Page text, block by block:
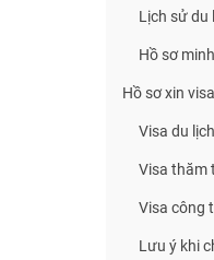
Lịch sử du
Hồ sơ
Hồ sơ xin
Visa du
Visa thăm
Visa công
Lưu ý khi